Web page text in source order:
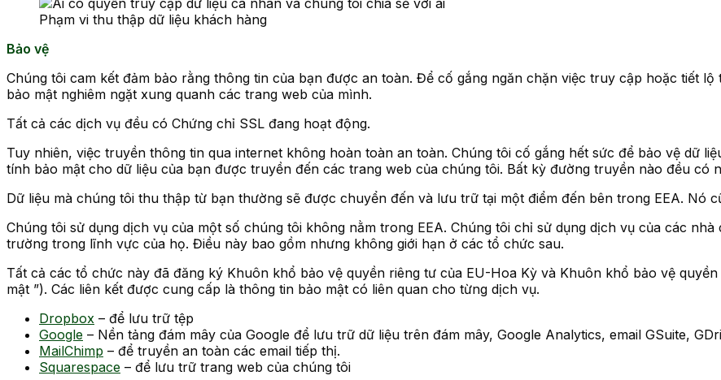
Phạm vi thu thập dữ liệu khách hàng
Bảo vệ
Chúng tôi cam kết đảm bảo rằng thông tin của bạn được an toàn. Để cố gắng ngăn chặn việc truy cập hoặc tiết
bảo mật nghiêm ngặt xung quanh các trang web của mình.
Tất cả các dịch vụ đều có Chứng chỉ SSL đang hoạt động.
Tuy nhiên, việc truyền thông tin qua internet không hoàn toàn an toàn. Chúng tôi cố gắng hết sức để bảo vệ dữ
tính bảo mật cho dữ liệu của bạn được truyền đến các trang web của chúng tôi. Bất kỳ đường truyền nào đều có
Dữ liệu mà chúng tôi thu thập từ bạn thường sẽ được chuyển đến và lưu trữ tại một điểm đến bên trong EEA. Nó
Chúng tôi sử dụng dịch vụ của một số chúng tôi không nằm trong EEA. Chúng tôi chỉ sử dụng dịch vụ của các
trường trong lĩnh vực của họ. Điều này bao gồm nhưng không giới hạn ở các tổ chức sau.
Tất cả các tổ chức này đã đăng ký Khuôn khổ bảo vệ quyền riêng tư của EU-Hoa Kỳ và Khuôn khổ bảo vệ
mật ”). Các liên kết được cung cấp là thông tin bảo mật có liên quan cho từng dịch vụ.
Dropbox – để lưu trữ tệp
Google – Nền tảng đám mây của Google để lưu trữ dữ liệu trên đám mây, Google Analytics, email GSuite,
MailChimp – để truyền an toàn các email tiếp thị.
Squarespace – để lưu trữ trang web của chúng tôi